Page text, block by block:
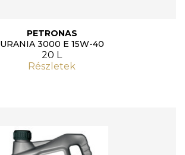
PETRONAS
URANIA 3000 E 15W-40
20 L
Részletek